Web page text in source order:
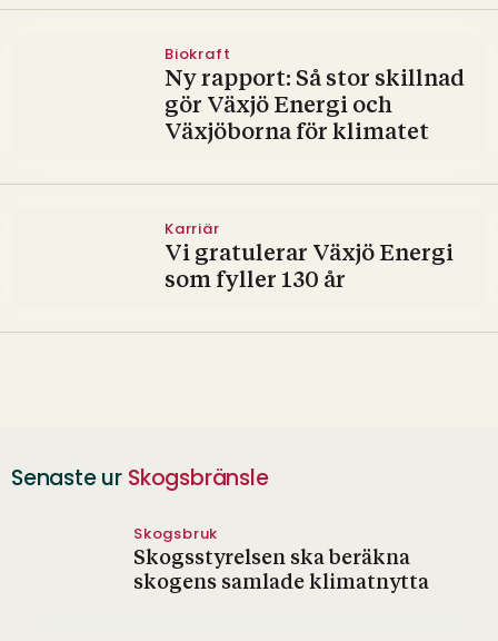
Biokraft
Ny rapport: Så stor skillnad
gör Växjö Energi och
Växjöborna för klimatet
Karriär
Vi gratulerar Växjö Energi
som fyller 130 år
Senaste ur Skogsbränsle
Skogsbruk
Skogsstyrelsen ska beräkna
skogens samlade klimatnytta